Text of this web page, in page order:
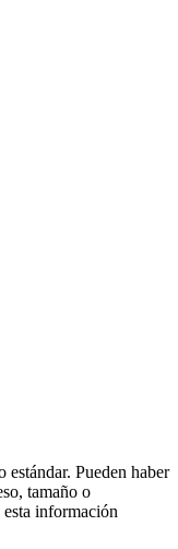
estándar. Pueden haber
tamaño o
información